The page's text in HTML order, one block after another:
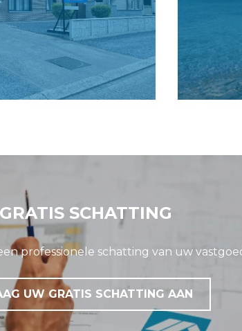
GRATIS SCHATTING
professionele schatting van uw
UW GRATIS SCHATTING AAN